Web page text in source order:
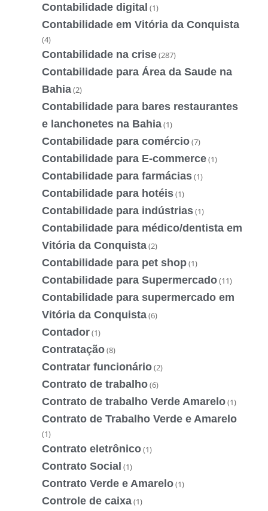
Contabilidade digital (1)
Contabilidade em Vitória da Conquista
(4)
Contabilidade na crise(287)
Contabilidade para Área da Saude na
Bahia(2)
Contabilidade para bares restaurantes
e lanchonetes na Bahia(1)
Contabilidade para comércio(7)
Contabilidade para E-commerce(1)
Contabilidade para farmácias(1)
Contabilidade para hotéis(1)
Contabilidade para indústrias(1)
Contabilidade para médico/dentista em
Vitória da Conquista(2)
Contabilidade para pet shop(1)
Contabilidade para Supermercado(11)
Contabilidade para supermercado em
Vitória da Conquista(6)
Contador(1)
Contratação(8)
Contratar funcionário(2)
Contrato de trabalho(6)
Contrato de trabalho Verde Amarelo(1)
Contrato de Trabalho Verde e Amarelo
(1)
Contrato eletrônico(1)
Contrato Social (1)
Contrato Verde e Amarelo(1)
Controle de caixa(1)